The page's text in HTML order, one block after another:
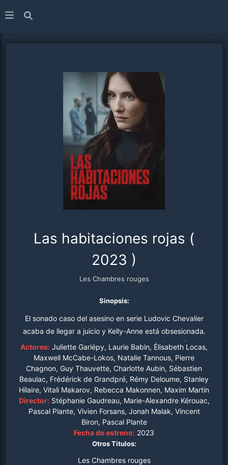
Las habitaciones rojas (
2023 )
Les Chambres rouges
Sinopsis:
El sonado caso del asesino en serie Ludovic Chevalier
acaba de llegar a juicio y Kelly-Anne está obsesionada.
Cuando la realidad se mezcla con sus fantasías
morbosas, se adentra en un oscuro camino para buscar
la última pieza del rompecabezas: el vídeo desaparecido
de una niña de 13 años asesinada, con la que Kelly-Anne
guarda un inquietante parecido.
Actores: Juliette Gariépy, Laurie Babin, Élisabeth Locas,
Maxwell McCabe-Lokos, Natalie Tannous, Pierre
Chagnon, Guy Thauvette, Charlotte Aubin, Sébastien
Beaulac, Frédérick de Grandpré, Rémy Deloume, Stanley
Hilaire, Vitali Makarov, Rebecca Makonnen, Maxim Martin
Director: Stéphanie Gaudreau, Marie-Alexandre Kérouac,
Pascal Plante, Vivien Forsans, Jonah Malak, Vincent
Biron, Pascal Plante
Fecha de estreno: 2023
Otros Titulos:
Les Chambres rouges